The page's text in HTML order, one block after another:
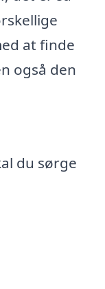
at finde
også den
du sørge